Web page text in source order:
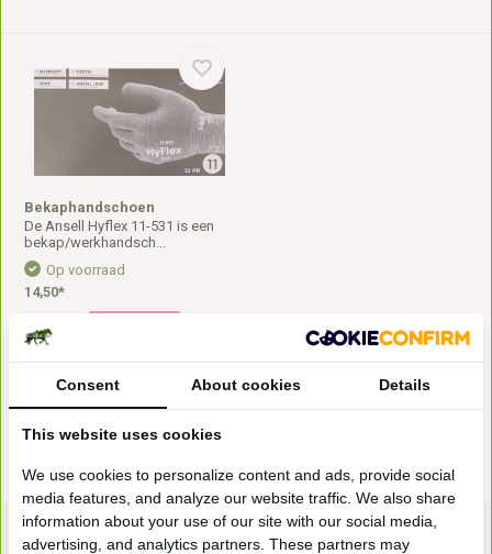
Bekaphandschoen
De Ansell Hyflex 11-531 is een
bekap/werkhandsch...
Op voorraad
14,50*
Consent About cookies Details
This website uses cookies
We use cookies to personalize content and ads, provide social
media features, and analyze our website traffic. We also share
information about your use of our site with our social media,
advertising, and analytics partners. These partners may